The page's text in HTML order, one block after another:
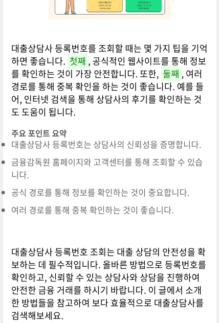
대출상담사 등록번호를 조회할 때는 몇 가지 팁을 기억
하면 좋습니다. 첫째 , 공식적인 웹사이트를 통해 정보
를 확인하는 것이 가장 안전합니다. 또한, 둘째 , 여러
경로를 통해 중복 확인을 하는 것이 좋습니다. 예를 들
어, 인터넷 검색을 통해 상담사의 후기를 확인하는 것
도 도움이 됩니다.
주요 포인트 요약
대출상담사 등록번호는 상담사의 신뢰성을 증명합니다.
금융감독원 홈페이지와 고객센터를 통해 조회할 수 있습
니다.
공식 경로를 통해 정보를 확인하는 것이 중요합니다.
여러 경로를 통해 중복 확인하는 것이 좋습니다.
대출상담사 등록번호 조회는 대출 상담의 안전성을 확
보하는 데 필수적입니다. 올바른 방법으로 등록번호를
확인하고, 신뢰할 수 있는 상담사와 상담을 진행하여
안전한 금융 거래를 하시기 바랍니다. 이 글에서 소개
한 방법들을 참고하여 보다 효율적으로 대출상담사를
검색해보세요.